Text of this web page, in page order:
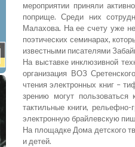
мероприятии приняли
поприще. Среди них
Малахова. На ее счету уже
поэтических семинарах,
известными писателями
На выставке инклюзивной
организация ВОЗ
чтения электронных книг –
зрению могут
тактильные книги,
электронную брайлевскую
На площадке Дома детского
и детей.